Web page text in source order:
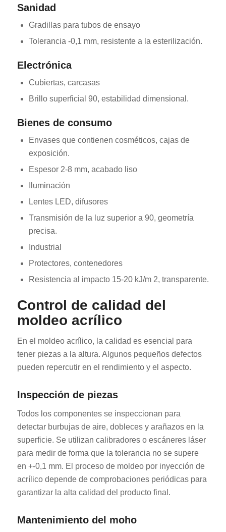
Sanidad
Gradillas para tubos de ensayo
Tolerancia -0,1 mm, resistente a la esterilización.
Electrónica
Cubiertas, carcasas
Brillo superficial 90, estabilidad dimensional.
Bienes de consumo
Envases que contienen cosméticos, cajas de
exposición.
Espesor 2-8 mm, acabado liso
Iluminación
Lentes LED, difusores
Transmisión de la luz superior a 90, geometría
precisa.
Industrial
Protectores, contenedores
Resistencia al impacto 15-20 kJ/m 2, transparente.
Control de calidad del
moldeo acrílico
En el moldeo acrílico, la calidad es esencial para
tener piezas a la altura. Algunos pequeños defectos
pueden repercutir en el rendimiento y el aspecto.
Inspección de piezas
Todos los componentes se inspeccionan para
detectar burbujas de aire, dobleces y arañazos en la
superficie. Se utilizan calibradores o escáneres láser
para medir de forma que la tolerancia no se supere
en +-0,1 mm. El proceso de moldeo por inyección de
acrílico depende de comprobaciones periódicas para
garantizar la alta calidad del producto final.
Mantenimiento del moho